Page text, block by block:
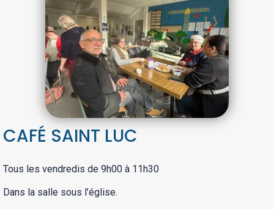
CAFÉ SAINT LUC
Tous les vendredis de 9h00 à 11h30
Dans la salle sous l’église.